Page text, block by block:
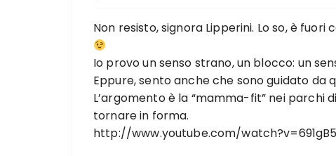
Non resisto, signora Lipperini. Lo so, è
Io provo un senso strano, un blocco: un
Eppure, sento anche che sono guidato da
L’argomento è la “mamma-fit” nei parchi
tornare in forma.
http://www.youtube.com/